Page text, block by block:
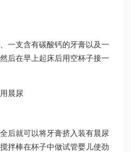
一支含有碳酸钙的牙膏以及一
后在早上起床后用空杯子接一
晨尿
后就可以将牙膏挤入装有晨尿
拌棒在杯子中做试管婴儿使劲